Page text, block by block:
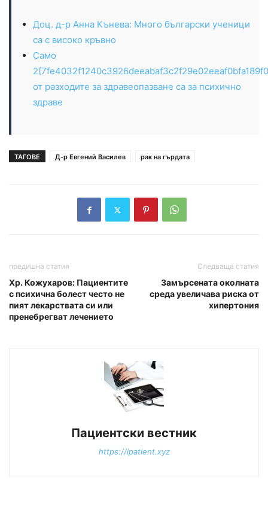
Доц. д-р Анна Кънева: Много български ученици
са с високо кръвно
Само
от разходите за здравеопазване са за психично
здраве
ТАГОВЕ Д-р Евгений Василев рак на гърдата
предишна статия
Хр. Кожухаров: Пациентите
с психична болест често не
пият лекарствата си или
пренебрегват лечението
Следваща статия
Замърсената околната
среда увеличава риска от
хипертония
Пациентски вестник
https://ipatient.xyz